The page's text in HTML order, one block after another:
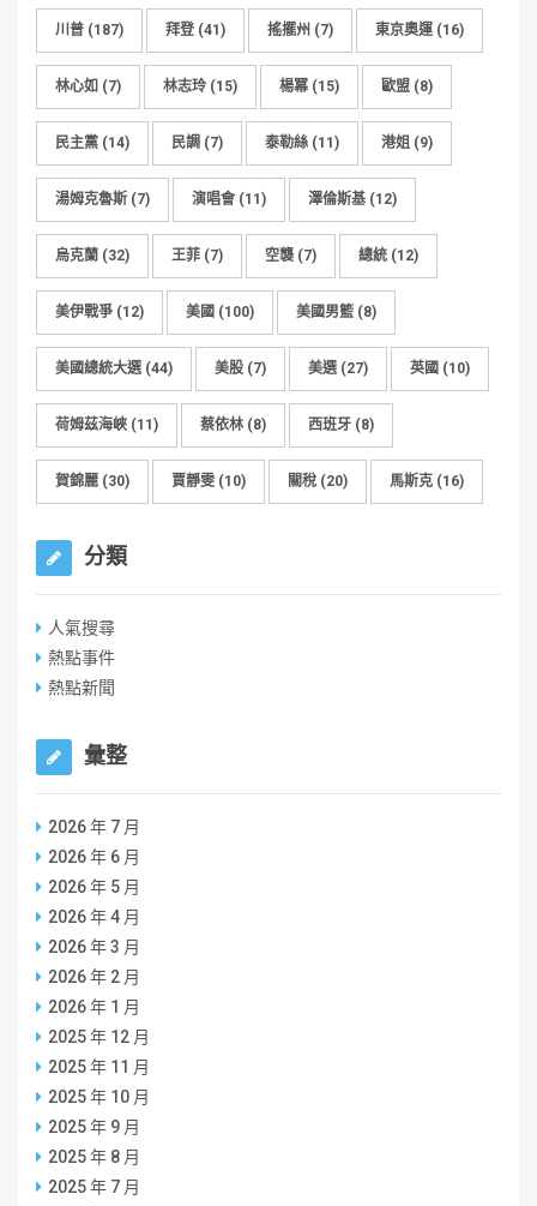
川普 (187) 拜登 (41) 搖擺州 (7) 東京奧運(16)
林心如 (7) 林志玲 (15) 楊冪 (15) 歐盟 (8)
民主黨 (14) 民調 (7) 泰勒絲 (11) 港姐 (9)
湯姆克魯斯 (7) 演唱會 (11) 澤倫斯基 (12)
烏克蘭 (32) 王菲 (7) 空襲 (7) 總統 (12)
美伊戰爭 (12) 美國 (100) 美國男籃 (8)
美國總統大選(44) 美股 (7) 美選(27) 英國 (10)
荷姆茲海峽 (11) 蔡依林 (8) 西班牙 (8)
賀錦麗 (30) 賈靜雯 (10) 關稅 (20) 馬斯克 (16)
分類
人氣搜尋
熱點事件
熱點新聞
彙整
2026 年 7 月
2026 年 6 月
2026 年 5 月
2026 年 4 月
2026 年 3 月
2026 年 2 月
2026 年 1 月
2025 年 12 月
2025 年 11 月
2025 年 10 月
2025 年 9 月
2025 年 8 月
2025 年 7 月